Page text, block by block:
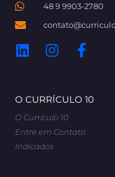
48 9 9903-2780
O CURRÍCULO 10
O Currículo 10
Entre em Contato
Indicados